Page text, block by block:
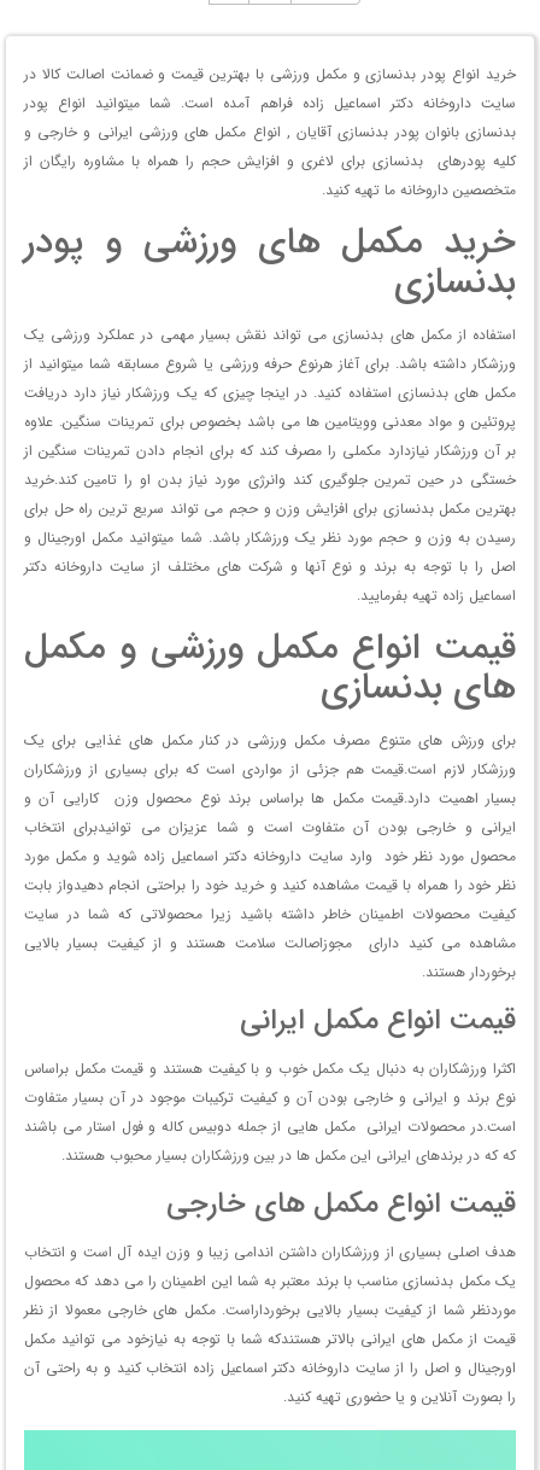
خرید انواع پودر بدنسازی و مکمل ورزشی با بهترین قیمت و ضمانت اصالت کالا در
سایت داروخانه دکتر اسماعیل زاده فراهم آمده است. شما میتوانید انواع پودر
بدنسازی بانوان پودر بدنسازی آقایان , انواع مکمل های ورزشی ایرانی و خارجی و
کلیه پودرهای بدنسازی برای لاغری و افزایش حجم را همراه با مشاوره رایگان از
متخصصین داروخانه ما تهیه کنید.
خرید مکمل های ورزشی و پودر
بدنسازی
استفاده از مکمل های بدنسازی می تواند نقش بسیار مهمی در عملکرد ورزشی یک
ورزشکار داشته باشد. برای آغاز هرنوع حرفه ورزشی یا شروع مسابقه شما میتوانید از
مکمل های بدنسازی استفاده کنید. در اینجا چیزی که یک ورزشکار نیاز دارد دریافت
پروتئین و مواد معدنی وویتامین ها می باشد بخصوص برای تمرینات سنگین. علاوه
بر آن ورزشکار نیازدارد مکملی را مصرف کند که برای انجام دادن تمرینات سنگین از
خستگی در حین تمرین جلوگیری کند وانرژی مورد نیاز بدن او را تامین کند.خرید
بهترین مکمل بدنسازی برای افزایش وزن و حجم می تواند سریع ترین راه حل برای
رسیدن به وزن و حجم مورد نظر یک ورزشکار باشد. شما میتوانید مکمل اورجینال و
اصل را با توجه به برند و نوع آنها و شرکت های مختلف از سایت داروخانه دکتر
اسماعیل زاده تهیه بفرمایید.
قیمت انواع مکمل ورزشی و مکمل
های بدنسازی
برای ورزش های متنوع مصرف مکمل ورزشی در کنار مکمل های غذایی برای یک
ورزشکار لازم است.قیمت هم جزئی از مواردی است که برای بسیاری از ورزشکاران
بسیار اهمیت دارد.قیمت مکمل ها براساس برند نوع محصول وزن کارایی آن و
ایرانی و خارجی بودن آن متفاوت است و شما عزیزان می توانیدبرای انتخاب
محصول مورد نظر خود وارد سایت داروخانه دکتر اسماعیل زاده شوید و مکمل مورد
نظر خود را همراه با قیمت مشاهده کنید و خرید خود را براحتی انجام دهیدواز بابت
کیفیت محصولات اطمینان خاطر داشته باشید زیرا محصولاتی که شما در سایت
مشاهده می کنید دارای مجوزاصالت سلامت هستند و از کیفیت بسیار بالایی
برخوردار هستند.
قیمت انواع مکمل ایرانی
اکثرا ورزشکاران به دنبال یک مکمل خوب و با کیفیت هستند و قیمت مکمل براساس
نوع برند و ایرانی و خارجی بودن آن و کیفیت ترکیبات موجود در آن بسیار متفاوت
است.در محصولات ایرانی مکمل هایی از جمله دوبیس کاله و فول استار می باشند
که که در برندهای ایرانی این مکمل ها در بین ورزشکاران بسیار محبوب هستند.
قیمت انواع مکمل های خارجی
هدف اصلی بسیاری از ورزشکاران داشتن اندامی زیبا و وزن ایده آل است و انتخاب
یک مکمل بدنسازی مناسب با برند معتبر به شما این اطمینان را می دهد که محصول
موردنظر شما از کیفیت بسیار بالایی برخورداراست. مکمل های خارجی معمولا از نظر
قیمت از مکمل های ایرانی بالاتر هستندکه شما با توجه به نیازخود می توانید مکمل
اورجینال و اصل را از سایت داروخانه دکتر اسماعیل زاده انتخاب کنید و به راحتی آن
را بصورت آنلاین و یا حضوری تهیه کنید.